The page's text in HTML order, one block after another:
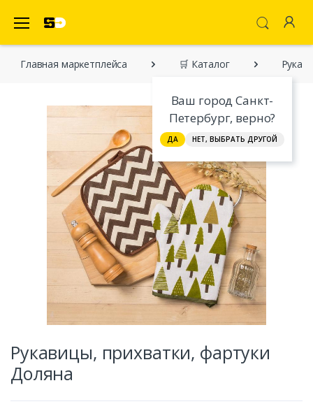
Ваш город Санкт-
Петербург, верно?
ДА НЕТ, ВЫБРАТЬ ДРУГОЙ
Главная марĸетплейса 🛒 Каталог
Рукавицы, прихватки, фартуки
Доляна